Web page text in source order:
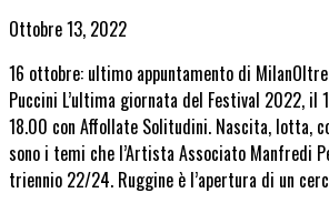
Ottobre 13, 2022
16 ottobre: ultimo appuntamento di
Puccini L’ultima giornata del Festival 2022, il
18.00 con Affollate Solitudini. Nascita, lotta,
sono i temi che l’Artista Associato Manfredi
triennio 22/24. Ruggine è l’apertura di un